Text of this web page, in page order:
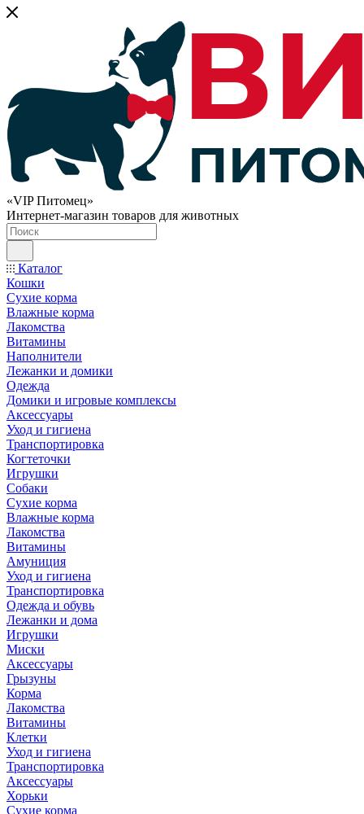
«VIP Питомец»
Интернет-магазин товаров для животных
Каталог
Кошки
Сухие корма
Влажные корма
Лакомства
Витамины
Наполнители
Лежанки и домики
Одежда
Домики и игровые комплексы
Аксессуары
Уход и гигиена
Транспортировка
Когтеточки
Игрушки
Собаки
Сухие корма
Влажные корма
Лакомства
Витамины
Амуниция
Уход и гигиена
Транспортировка
Одежда и обувь
Лежанки и дома
Игрушки
Миски
Аксессуары
Грызуны
Корма
Лакомства
Витамины
Клетки
Уход и гигиена
Транспортировка
Аксессуары
Хорьки
Сухие корма